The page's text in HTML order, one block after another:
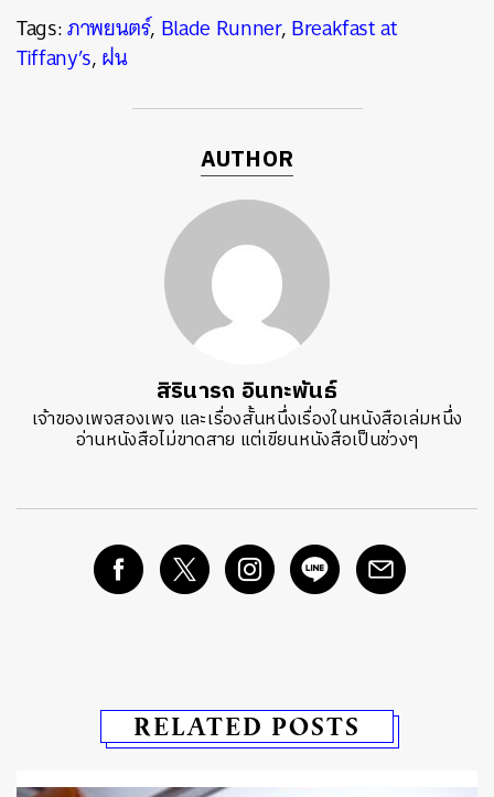
Tags:ภาพยนตร์, Blade Runner,Breakfast at
Tiffany’s,ฝน
AUTHOR
สิรินารถ อินทะพันธ์
เจ้าของเพจสองเพจ และเรื่องสั้นหนึ่งเรื่องในหนังสือเล่มหนึ่ง
อ่านหนังสือไม่ขาดสาย แต่เขียนหนังสือเป็นช่วงๆ
RELATED POSTS